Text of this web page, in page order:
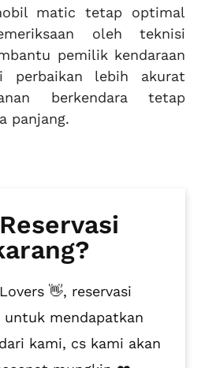
matic tetap optimal
oleh teknisi
pemilik kendaraan
perbaikan lebih akurat
berkendara tetap
panjang.
👋, reservasi
untuk mendapatkan
kami, cs kami akan